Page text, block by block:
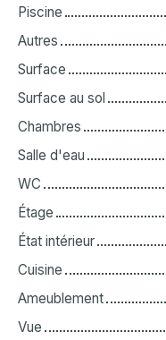
Piscine
Autres
Surface
Surface au sol
Chambres
Salle d'eau
WC
Étage
État intérieur
Cuisine
Ameublement
Vue